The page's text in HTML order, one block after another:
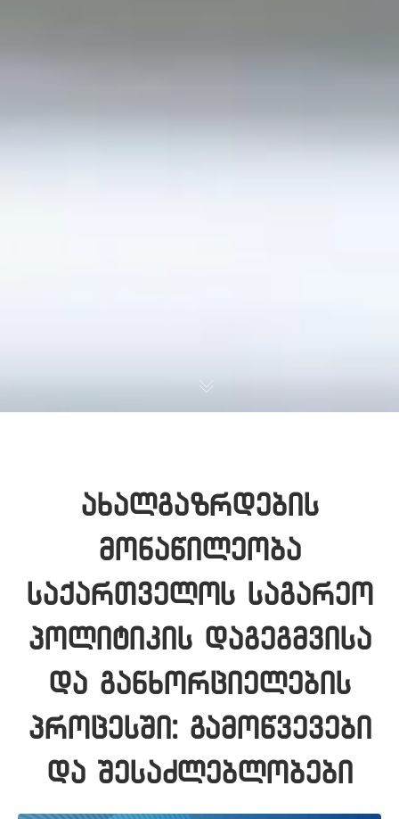
ახალგაზრდების
მონაწილეობა
საქართველოს საგარეო
პოლიტიკის დაგეგმვისა
და განხორციელების
პროცესში: გამოწვევები
და შესაძლებლობები